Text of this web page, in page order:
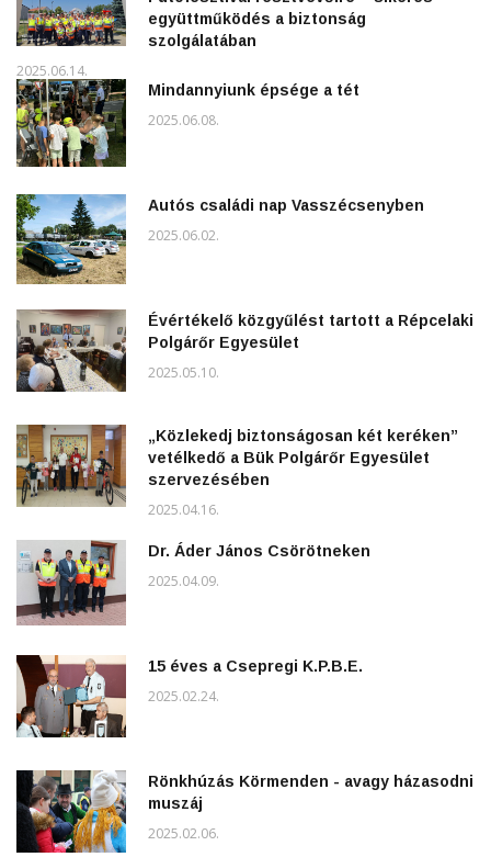
együttműködés a biztonság
szolgálatában
2025.06.14.
Mindannyiunk épsége a tét
2025.06.08.
Autós családi nap Vasszécsenyben
2025.06.02.
Évértékelő közgyűlést tartott a Répcelaki
Polgárőr Egyesület
2025.05.10.
„Közlekedj biztonságosan két keréken”
vetélkedő a Bük Polgárőr Egyesület
szervezésében
2025.04.16.
Dr. Áder János Csörötneken
2025.04.09.
15 éves a Csepregi K.P.B.E.
2025.02.24.
Rönkhúzás Körmenden - avagy házasodni
muszáj
2025.02.06.